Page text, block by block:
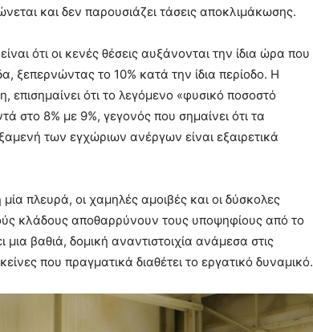
και δεν παρουσιάζει τάσεις αποκλιμάκωσης.
ότι οι κενές θέσεις αυξάνονται την ίδια ώρα που
ξεπερνώντας το 10% κατά την ίδια περίοδο. Η
ότι το λεγόμενο «φυσικό ποσοστό
στο 8% με 9%, γεγονός που σημαίνει ότι τα
των εγχώριων ανέργων είναι εξαιρετικά
πλευρά, οι χαμηλές αμοιβές και οι δύσκολες
κλάδους αποθαρρύνουν τους υποψηφίους από το
βαθιά, δομική αναντιστοιχία ανάμεσα στις
που πραγματικά διαθέτει το εργατικό δυναμικό.